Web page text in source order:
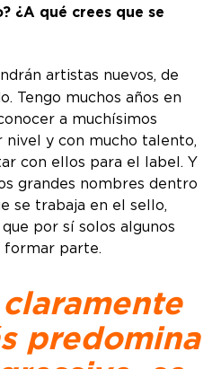
¿A qué crees que se
artistas nuevos, de
Tengo muchos años en
a muchísimos
y con mucho talento,
con ellos para el label. Y
grandes nombres dentro
se trabaja en el sello,
por sí solos algunos
formar parte.
predomina